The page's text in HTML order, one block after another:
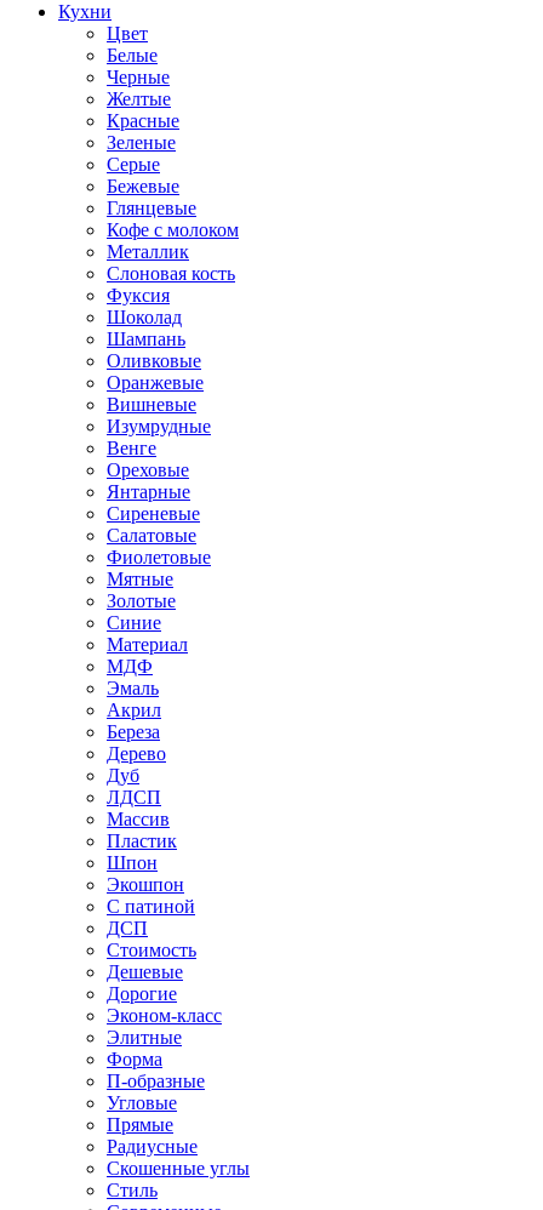
Кухни
Цвет
Белые
Черные
Желтые
Красные
Зеленые
Серые
Бежевые
Глянцевые
Кофе с молоком
Металлик
Слоновая кость
Фуксия
Шоколад
Шампань
Оливковые
Оранжевые
Вишневые
Изумрудные
Венге
Ореховые
Янтарные
Сиреневые
Салатовые
Фиолетовые
Мятные
Золотые
Синие
Материал
МДФ
Эмаль
Акрил
Береза
Дерево
Дуб
ЛДСП
Массив
Пластик
Шпон
Экошпон
С патиной
ДСП
Стоимость
Дешевые
Дорогие
Эконом-класс
Элитные
Форма
П-образные
Угловые
Прямые
Радиусные
Скошенные углы
Стиль